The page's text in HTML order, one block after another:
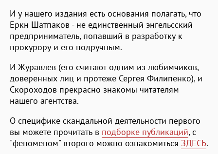
И у нашего издания есть основания полагать, что
Еркн Шатпаков - не единственный энгельсский
предприниматель, попавший в разработку к
прокурору и его подручным.
И Журавлев (его считают одним из любимчиков,
доверенных лиц и протеже Сергея Филипенко), и
Скороходов прекрасно знакомы читателям
нашего агентства.
О специфике скандальной деятельности первого
вы можете прочитать в подборке публикаций, с
"феноменом" второго можно ознакомиться ЗДЕСЬ.